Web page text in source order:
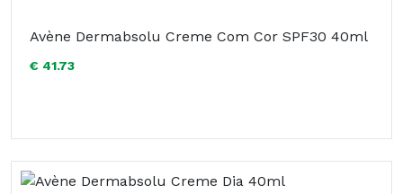
Avène Dermabsolu Creme Com Cor SPF30 40ml
€ 41.73